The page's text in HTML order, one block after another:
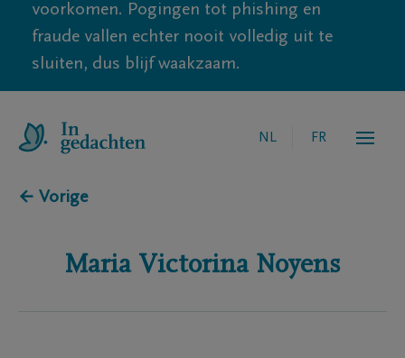
voorkomen. Pogingen tot phishing en
fraude vallen echter nooit volledig uit te
sluiten, dus blijf waakzaam.
NL FR
← Vorige
Maria Victorina Noyens